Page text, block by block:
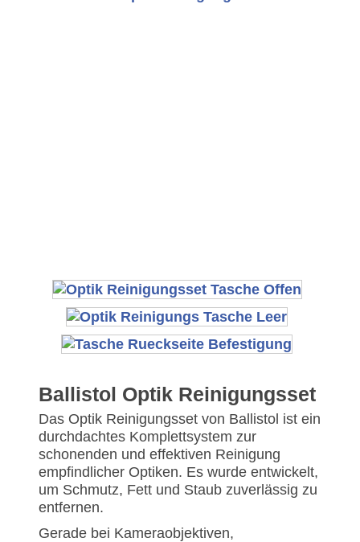
Ballistol Optik Reinigungsset
Das Optik Reinigungsset von Ballistol ist ein
durchdachtes Komplettsystem zur
schonenden und effektiven Reinigung
empfindlicher Optiken. Es wurde entwickelt,
um Schmutz, Fett und Staub zuverlässig zu
entfernen.
Gerade bei Kameraobjektiven,